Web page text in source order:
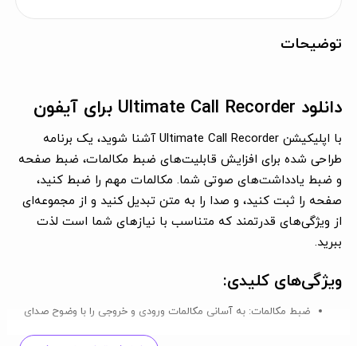
توضیحات
دانلود Ultimate Call Recorder برای آیفون
با اپلیکیشن Ultimate Call Recorder آشنا شوید، یک برنامه
طراحی شده برای افزایش قابلیت‌های ضبط مکالمات، ضبط صفحه
و ضبط یادداشت‌های صوتی شما. مکالمات مهم را ضبط کنید،
صفحه را ثبت کنید، و صدا را به متن تبدیل کنید و از مجموعه‌ای
از ویژگی‌های قدرتمند که متناسب با نیازهای شما است لذت
ببرید.
ویژگی‌های کلیدی:
ضبط مکالمات: به آسانی مکالمات ورودی و خروجی را با وضوح صدای
بالا ضبط کنید. مطمئن شوید که جزئیات یا بحث‌های حیاتی را از